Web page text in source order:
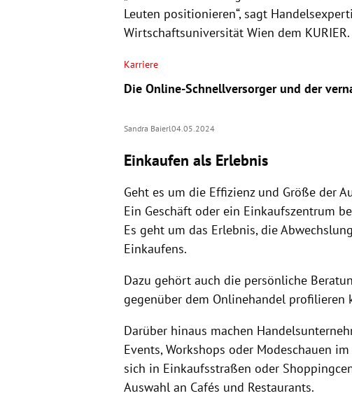
Leuten positionieren“, sagt
Wirtschaftsuniversität Wien dem KURIER.
Karriere
Die Online-Schnellversorger und der
Sandra Baierl04.05.2024
Einkaufen als Erlebnis
Geht es um die Effizienz und Größe der
Ein Geschäft oder ein Einkaufszentrum
Es geht um das Erlebnis, die
Einkaufens.
Dazu gehört auch die persönliche
gegenüber dem Onlinehandel profilieren
Darüber hinaus machen
Events, Workshops oder Modeschauen
sich in Einkaufsstraßen oder
Auswahl an Cafés und Restaurants.